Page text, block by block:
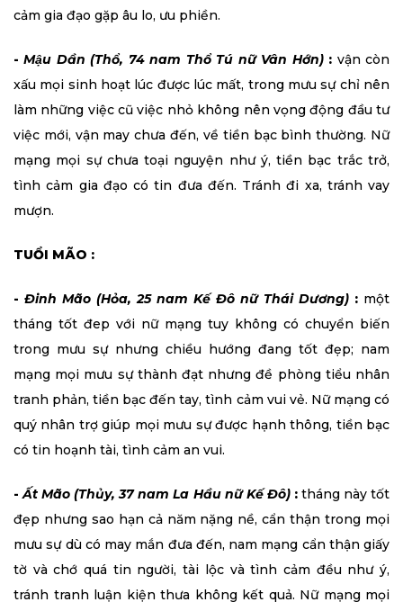
cảm gia đạo gặp âu lo, ưu phiền.
-Mậu Dần (Thổ, 74 nam Thổ Tú nữ Vân Hớn) : vận còn
xấu mọi sinh hoạt lúc được lúc mất, trong mưu sự chỉ nên
làm những việc cũ việc nhỏ không nên vọng động đầu tư
việc mới, vận may chưa đến, về tiền bạc bình thường. Nữ
mạng mọi sự chưa toại nguyện như ý, tiền bạc trắc trở,
tình cảm gia đạo có tin đưa đến. Tránh đi xa, tránh vay
mượn.
TUỔI MÃO :
- Đinh Mão (Hỏa, 25 nam Kế Đô nữ Thái Dương) : một
tháng tốt đep với nữ mạng tuy không có chuyển biến
trong mưu sự nhưng chiều hướng đang tốt đẹp; nam
mạng mọi mưu sự thành đạt nhưng đề phòng tiểu nhân
tranh phản, tiền bạc đến tay, tình cảm vui vẻ. Nữ mạng có
quý nhân trợ giúp mọi mưu sự được hạnh thông, tiền bạc
có tin hoạnh tài, tình cảm an vui.
-Ất Mão (Thủy, 37 nam La Hầu nữ Kế Đô) :tháng này tốt
đẹp nhưng sao hạn cả năm nặng nề, cẩn thận trong mọi
mưu sự dù có may mắn đưa đến, nam mạng cẩn thận giấy
tờ và chớ quá tin người, tài lộc và tình cảm đều như ý,
tránh tranh luận kiện thưa không kết quả. Nữ mạng mọi